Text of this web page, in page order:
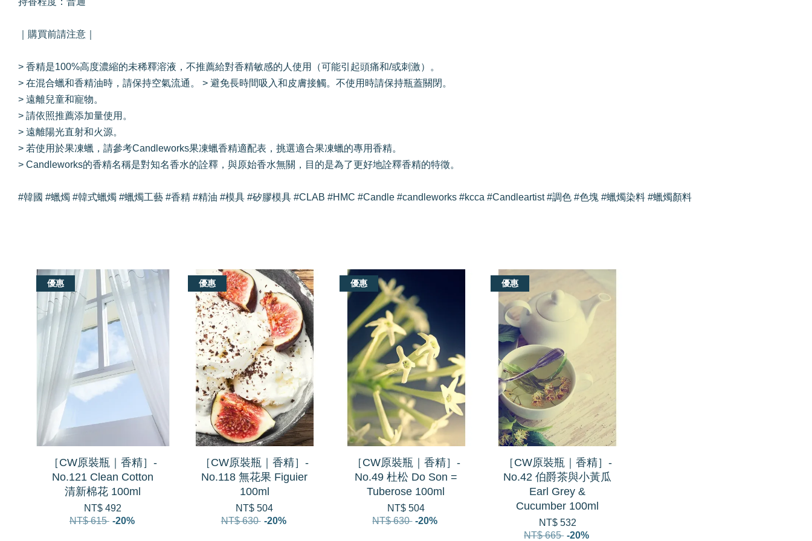
｜購買前請注意｜
> 香精是100%高度濃縮的未稀釋溶液，不推薦給對香精敏感的人使用（可能引起頭痛和/或刺激）。
> 在混合蠟和香精油時，請保持空氣流通。 > 避免長時間吸入和皮膚接觸。不使用時請保持瓶蓋關閉。
> 遠離兒童和寵物。
> 請依照推薦添加量使用。
> 遠離陽光直射和火源。
> 若使用於果凍蠟，請參考Candleworks果凍蠟香精適配表，挑選適合果凍蠟的專用香精。
> Candleworks的香精名稱是對知名香水的詮釋，與原始香水無關，目的是為了更好地詮釋香精的特徵。
#韓國 #蠟燭 #韓式蠟燭 #蠟燭工藝 #香精 #精油 #模具 #矽膠模具 #CLAB #HMC #Candle #candleworks #kcca #Candleartist #調色 #色塊 #蠟燭染料 #蠟燭顏料
優惠
［CW原裝瓶｜香精］-
No.121 Clean Cotton
清新棉花 100ml
NT$ 492
NT$ 615 -20%
優惠
［CW原裝瓶｜香精］-
No.118 無花果 Figuier
100ml
NT$ 504
NT$ 630 -20%
優惠
［CW原裝瓶｜香精］-
No.49 杜松 Do Son =
Tuberose 100ml
NT$ 504
NT$ 630 -20%
優惠
［CW原裝瓶｜香精］-
No.42 伯爵茶與小黃瓜
Earl Grey &
Cucumber 100ml
NT$ 532
NT$ 665 -20%